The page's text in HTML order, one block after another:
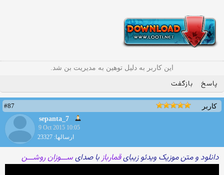
این کاربر به دلیل توهین به مدیریت بن شد.
پاسخ بازگفت
کاربر
#87
sepanta_7
9 Oct 2015 10:05
ارسالها: 23327
دانلود و متن موزیک ویدئو زیبایقماربازبا صدایســـوزان روشـــن